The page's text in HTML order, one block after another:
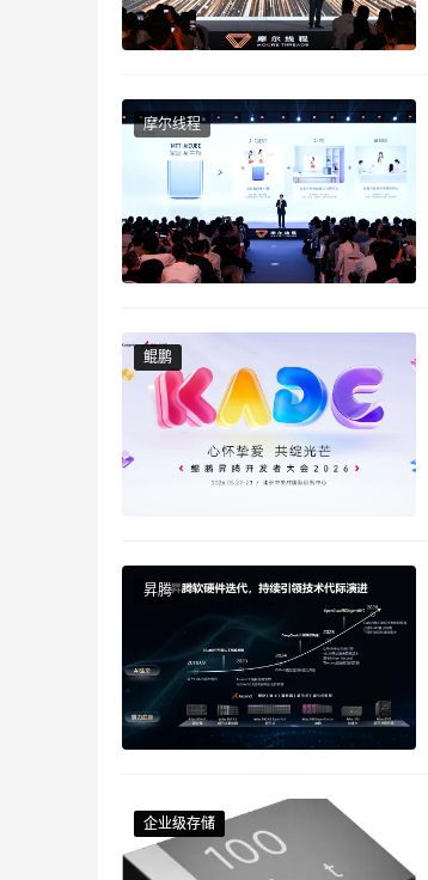
交FA端口;业务调度通常采用集中仲
器报告出口拥塞情况。一次典型的
过交换网转发到输出端口。
在入口方向，缓存采用
务流分配相应的队列，对入口流量
之为CIOQ(Combined Input Output
由于是集中调度，所以仲裁器的调
由于是粗放型调度，所以在出口方
了充分利用出口缓存，需要提高系
摩尔线程
鲲鹏
鲲鹏
昇腾
企业级存储
企业级存储
企业级存储
企业级存储